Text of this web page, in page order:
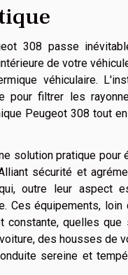
308 passe
de votre
véhiculaire.
pour filtrer les
Peugeot 308 tout
solution pratique pour
sécurité et
outre leur aspect
Ces équipements,
constante, quelles
des housses de
sereine et